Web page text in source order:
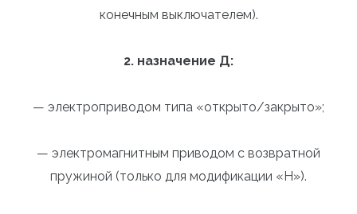
конечным выключателем).
2. назначение Д:
— электроприводом типа «открыто/закрыто»;
— электромагнитным приводом с возвратной
пружиной (только для модификации «Н»).